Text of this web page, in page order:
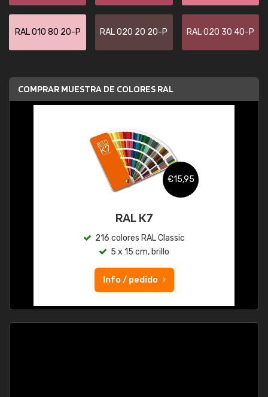
RAL 010 80 20-P RAL 020 20 20-P RAL 020 30 40-P
COMPRAR MUESTRA DE COLORES RAL
€15,95
RAL K7
216 colores RAL Classic
5 x 15 cm, brillo
Info / pedido